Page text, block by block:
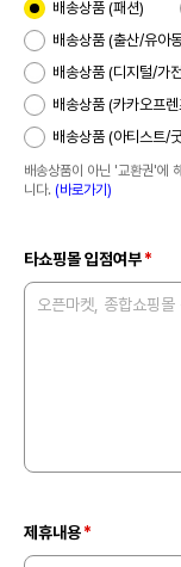
배송상품 (패션)
배송상품 (출산/유아
배송상품 (디지털/가
배송상품 (카카오프렌
배송상품 (아티스트/
배송상품이 아닌 '교환권'에
니다. (바로가기)
타쇼핑몰 입점여부
오픈마켓, 종합쇼핑
제휴내용